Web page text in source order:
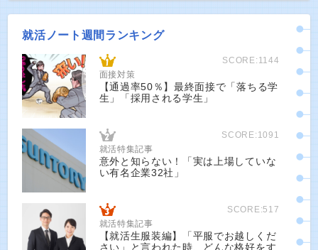
就活ノート週間ランキング
SCORE:1144
面接対策
【通過率50％】最終面接で「落ちる学
生」「採用される学生」
SCORE:1091
就活特集記事
意外と知らない！「実は上場していな
い有名企業32社」
SCORE:517
就活特集記事
【就活生服装編】「平服でお越しくだ
さい」と言われた時、どんな格好をす